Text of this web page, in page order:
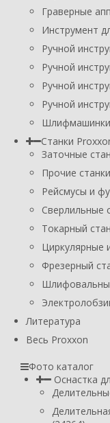
Граверные
Инструмент
Ручной
Ручной
Ручной
Ручной
Шлифмашинки
Станки
Заточные
Прочие станки
Рейсмусы и
Сверлильные
Токарный
Циркулярные
Фрезерный
Литература
Весь Proxxon
Фото каталог
Оснастка